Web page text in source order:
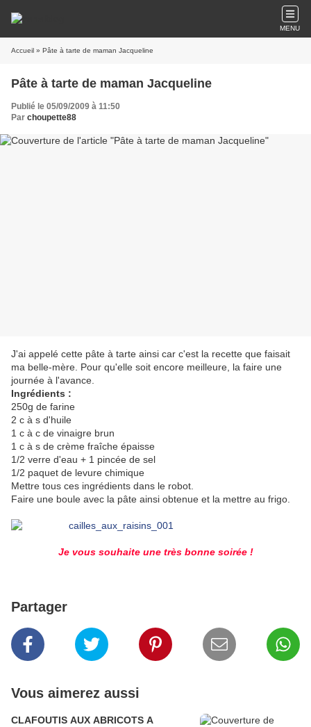
MENU
Accueil » Pâte à tarte de maman Jacqueline
Pâte à tarte de maman Jacqueline
Publié le 05/09/2009 à 11:50
Par choupette88
J'ai appelé cette pâte à tarte ainsi car c'est la recette que faisait
ma belle-mère. Pour qu'elle soit encore meilleure, la faire une
journée à l'avance.
Ingrédients :
250g de farine
2 c à s d'huile
1 c à c de vinaigre brun
1 c à s de crème fraîche épaisse
1/2 verre d'eau + 1 pincée de sel
1/2 paquet de levure chimique
Mettre tous ces ingrédients dans le robot.
Faire une boule avec la pâte ainsi obtenue et la mettre au frigo.
Je vous souhaite une très bonne soirée !
Partager
Vous aimerez aussi
CLAFOUTIS AUX ABRICOTS A